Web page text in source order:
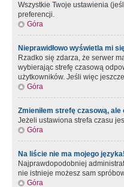
Wszystkie Twoje ustawienia
preferencji.
Góra
Nieprawidłowo wyświetla mi
Rzadko się zdarza, że serwer
wybierając strefę czasową
użytkowników. Jeśli więc
Góra
Zmieniłem strefę czasową,
Jeżeli ustawiona strefa czasu
Góra
Na liście nie ma mojego języka!
Najprawdopodobniej
nie istnieje możesz sam
Góra